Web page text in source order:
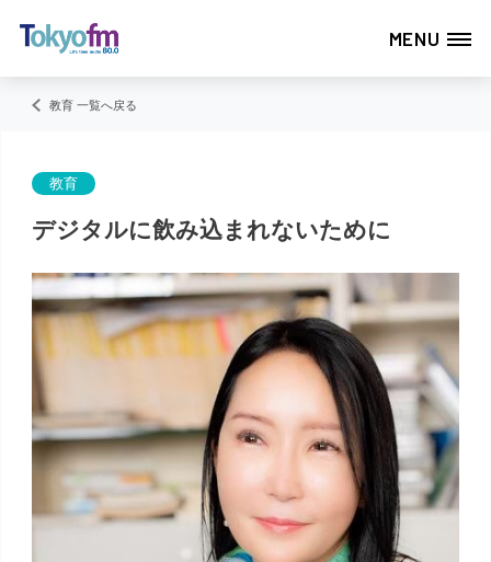
MENU
教育 一覧へ戻る
教育
デジタルに飲み込まれないために